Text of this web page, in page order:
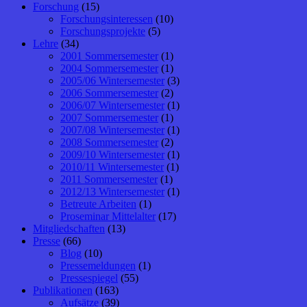
Forschung (15)
Forschungsinteressen (10)
Forschungsprojekte (5)
Lehre (34)
2001 Sommersemester (1)
2004 Sommersemester (1)
2005/06 Wintersemester (3)
2006 Sommersemester (2)
2006/07 Wintersemester (1)
2007 Sommersemester (1)
2007/08 Wintersemester (1)
2008 Sommersemester (2)
2009/10 Wintersemester (1)
2010/11 Wintersemester (1)
2011 Sommersemester (1)
2012/13 Wintersemester (1)
Betreute Arbeiten (1)
Proseminar Mittelalter (17)
Mitgliedschaften (13)
Presse (66)
Blog (10)
Pressemeldungen (1)
Pressespiegel (55)
Publikationen (163)
Aufsätze (39)